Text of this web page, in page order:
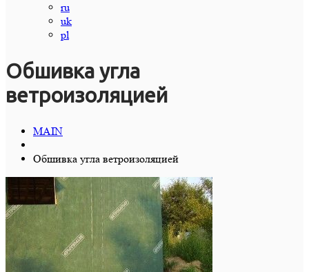
ru
uk
pl
Обшивка угла
ветроизоляцией
MAIN
Обшивка угла ветроизоляцией